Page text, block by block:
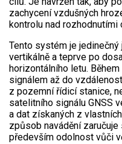
zachycení vzdušných
kontrolu nad rozhodnutími
Tento systém je
vertikálně a teprve po
horizontálního letu.
signálem až do
z pozemní řídicí stanice,
satelitního signálu GNSS
a dat získaných z
způsob navádění
především odolnost vůči